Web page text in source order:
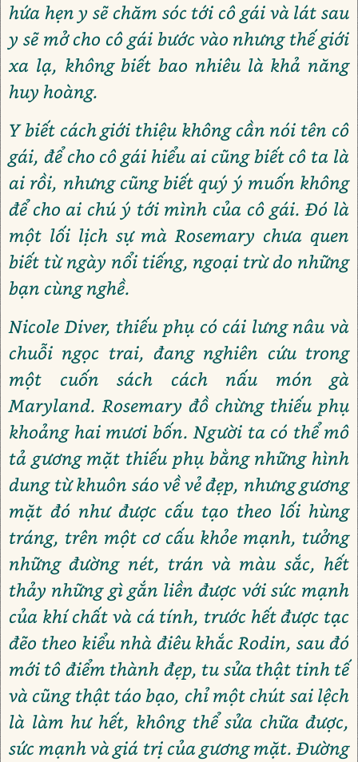
hứa hẹn y sẽ chăm sóc tới cô gái và lát sau
y sẽ mở cho cô gái bước vào nhưng thế giới
xa lạ, không biết bao nhiêu là khả năng
huy hoàng.
Y biết cách giới thiệu không cần nói tên cô
gái, để cho cô gái hiểu ai cũng biết cô ta là
ai rồi, nhưng cũng biết quý ý muốn không
để cho ai chú ý tới mình của cô gái. Đó là
một lối lịch sự mà Rosemary chưa quen
biết từ ngày nổi tiếng, ngoại trừ do những
bạn cùng nghề.
Nicole Diver, thiếu phụ có cái lưng nâu và
chuỗi ngọc trai, đang nghiên cứu trong
một cuốn sách cách nấu món gà
Maryland. Rosemary đồ chừng thiếu phụ
khoảng hai mươi bốn. Người ta có thể mô
tả gương mặt thiếu phụ bằng những hình
dung từ khuôn sáo về vẻ đẹp, nhưng gương
mặt đó như được cấu tạo theo lối hùng
tráng, trên một cơ cấu khỏe mạnh, tưởng
những đường nét, trán và màu sắc, hết
thảy những gì gắn liền được với sức mạnh
của khí chất và cá tính, trước hết được tạc
đẽo theo kiểu nhà điêu khắc Rodin, sau đó
mới tô điểm thành đẹp, tu sửa thật tinh tế
và cũng thật táo bạo, chỉ một chút sai lệch
là làm hư hết, không thể sửa chữa được,
sức mạnh và giá trị của gương mặt. Đường